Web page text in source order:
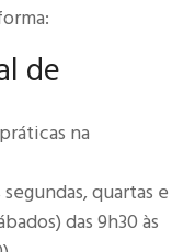
de
na
quartas e
das 9h30 às